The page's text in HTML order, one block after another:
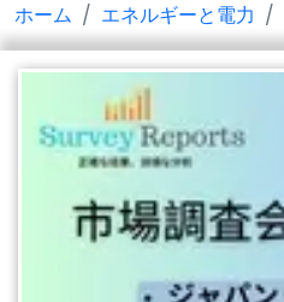
ホーム エネルギーと電力